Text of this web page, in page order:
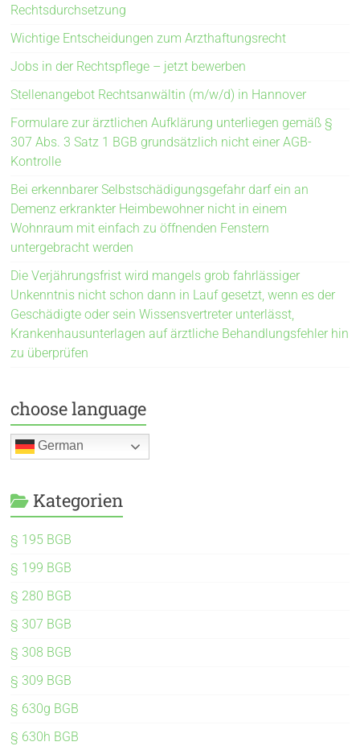
Rechtsdurchsetzung
Wichtige Entscheidungen zum Arzthaftungsrecht
Jobs in der Rechtspflege – jetzt bewerben
Stellenangebot Rechtsanwältin (m/w/d) in Hannover
Formulare zur ärztlichen Aufklärung unterliegen gemäß §
307 Abs. 3 Satz 1 BGB grundsätzlich nicht einer AGB-
Kontrolle
Bei erkennbarer Selbstschädigungsgefahr darf ein an
Demenz erkrankter Heimbewohner nicht in einem
Wohnraum mit einfach zu öffnenden Fenstern
untergebracht werden
Die Verjährungsfrist wird mangels grob fahrlässiger
Unkenntnis nicht schon dann in Lauf gesetzt, wenn es der
Geschädigte oder sein Wissensvertreter unterlässt,
Krankenhausunterlagen auf ärztliche Behandlungsfehler hin
zu überprüfen
choose language
German
Kategorien
§ 195 BGB
§ 199 BGB
§ 280 BGB
§ 307 BGB
§ 308 BGB
§ 309 BGB
§ 630g BGB
§ 630h BGB